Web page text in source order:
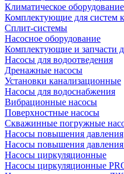
Климатическое оборудование
Комплектующие для систем
Сплит-системы
Насосное оборудование
Комплектующие и запчасти
Насосы для водоотведения
Дренажные насосы
Установки канализационные
Насосы для водоснабжения
Вибрационные насосы
Поверхностные насосы
Скважинные погружные
Насосы повышения давления
Насосы повышения
Насосы циркуляционные
Насосы циркуляционные